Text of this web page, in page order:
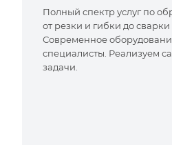
Полный спектр услуг по
от резки и гибки до
Современное
специалисты. Реализуем
задачи.